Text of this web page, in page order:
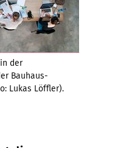
der
Bauhaus-
Lukas Löffler).